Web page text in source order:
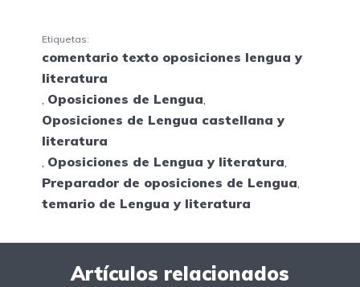
Etiquetas:
comentario texto oposiciones lengua y
literatura
, Oposiciones de Lengua,
Oposiciones de Lengua castellana y
literatura
, Oposiciones de Lengua y literatura,
Preparador de oposiciones de Lengua,
temario de Lengua y literatura
Artículos relacionados